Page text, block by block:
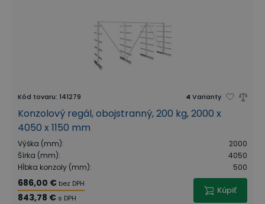
Kód tovaru: 141279 4 Varianty
Konzolový regál, obojstranný, 200 kg, 2000 x
4050 x 1150 mm
Výška (mm):
2000
Šírka (mm):
4050
Hĺbka konzoly (mm): 500
686,00 € bez DPH
843,78 € s DPH
Kúpiť